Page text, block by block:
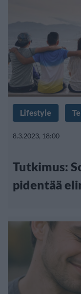
Lifestyle
8.3.2023, 18:00
Tutkimus:
pidentää